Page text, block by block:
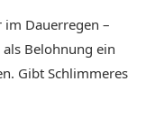
im Dauerregen –
Belohnung ein
Gibt Schlimmeres